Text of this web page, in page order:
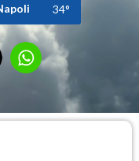
34°